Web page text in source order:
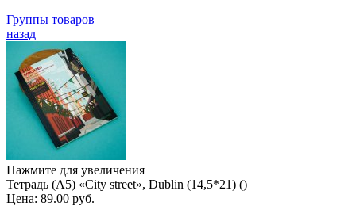
Группы товаров
назад
Нажмите для увеличения
Тетрадь (A5) «City street», Dublin (14,5*21) ()
Цена: 89.00 руб.